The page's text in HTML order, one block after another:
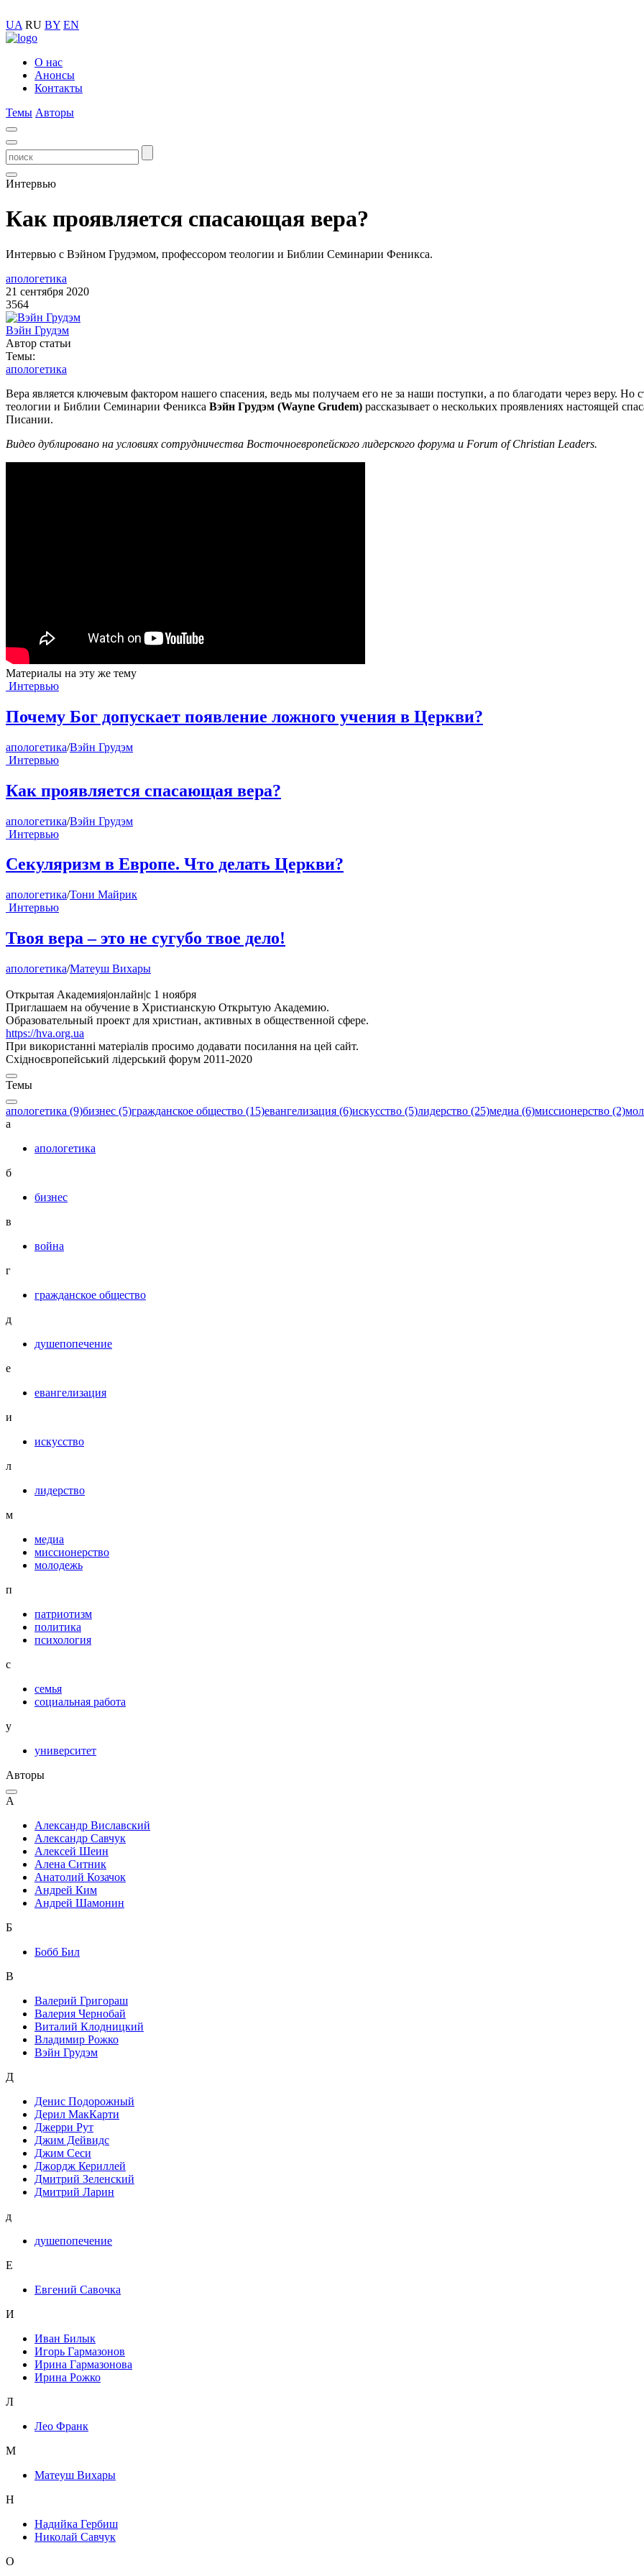
UA RU BY EN
О нас
Анонсы
Контакты
Темы Авторы
Интервью
Как проявляется спасающая вера?
Интервью с Вэйном Грудэмом, профессором теологии и Библии Семинарии Феникса.
апологетика
21 сентября 2020
3564
Вэйн Грудэм
Автор статьи
Темы:
апологетика
Вера является ключевым фактором нашего спасения, ведь мы получаем его не за наши поступки, а по благодати через веру. Но
теологии и Библии Семинарии Феникса Вэйн Грудэм (Wayne Grudem) рассказывает о нескольких проявлениях настоящей
Писании.
Видео дублировано на условиях сотрудничества Восточноевропейского лидерского форума и Forum of Christian Leaders.
Материалы на эту же тему
Интервью
Почему Бог допускает появление ложного учения в Церкви?
апологетика/Вэйн Грудэм
Интервью
Как проявляется спасающая вера?
апологетика/Вэйн Грудэм
Интервью
Секуляризм в Европе. Что делать Церкви?
апологетика/Тони Майрик
Интервью
Твоя вера – это не сугубо твое дело!
апологетика/Матеуш Вихары
Открытая Академия|онлайн|с 1 ноября
Приглашаем на обучение в Христианскую Открытую Академию.
Образовательный проект для христиан, активных в общественной сфере.
https://hva.org.ua
При використанні матеріалів просимо додавати посилання на цей сайт.
Східноєвропейський лідерський форум 2011-2020
Темы
апологетика (9)бизнес (5)гражданское общество (15)евангелизация (6)искусство (5)лидерство (25)медиа (6)миссионерство (2)
а
апологетика
б
бизнес
в
война
г
гражданское общество
д
душепопечение
е
евангелизация
и
искусство
л
лидерство
м
медиа
миссионерство
молодежь
п
патриотизм
политика
психология
с
семья
социальная работа
у
университет
Авторы
А
Александр Виславский
Александр Савчук
Алексей Шеин
Алена Ситник
Анатолий Козачок
Андрей Ким
Андрей Шамонин
Б
Бобб Бил
В
Валерий Григораш
Валерия Чернобай
Виталий Клодницкий
Владимир Рожко
Вэйн Грудэм
Д
Денис Подорожный
Дерил МакКарти
Джерри Рут
Джим Дейвидс
Джим Сеси
Джордж Кериллей
Дмитрий Зеленский
Дмитрий Ларин
д
душепопечение
Е
Евгений Савочка
И
Иван Билык
Игорь Гармазонов
Ирина Гармазонова
Ирина Рожко
Л
Лео Франк
М
Матеуш Вихары
Н
Надийка Гербиш
Николай Савчук
О